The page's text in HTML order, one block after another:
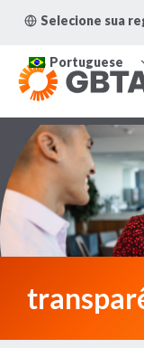
para
Conteúdo
Selecione sua
Portuguese